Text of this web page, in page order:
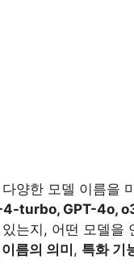
양한 모델 이름을
4-turbo, GPT-4o,
는지, 어떤 모델을
름의 의미 , 특화 기